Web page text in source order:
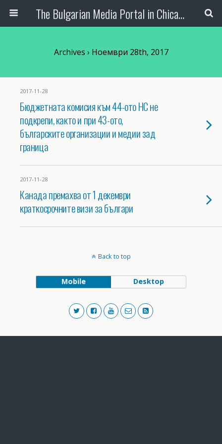
The Bulgarian Media Portal in Chicago
Archives › Ноември 28th, 2017
2017-11-28
Бюджетната комисия към 44-ото НС не
подкрепи, както и при 43-ото,
българските организации и медии зад
граница
2017-11-28
Канада премахва от 1 декември
краткосрочните визи за българи
Back to top
Mobile Desktop